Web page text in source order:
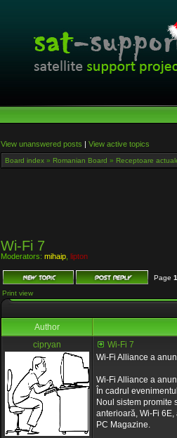
View unanswered posts | View active topics
Board index » Romanian Board » Receptoare
Wi-Fi 7
Moderators: mihaip lipton
Page 1
Print view
Author
cipryan
Wi-Fi 7
Wi-Fi Alliance a
Wi-Fi Alliance a
În cadrul
Noul sistem promite
anterioară, Wi-Fi
PC Magazine.